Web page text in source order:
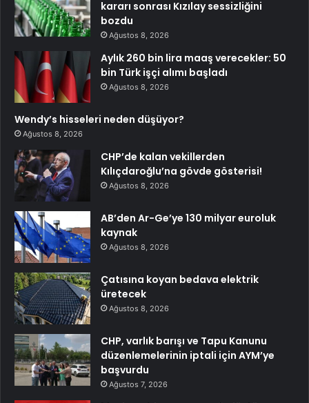
kararı sonrası Kızılay sessizliğini
bozdu
Ağustos 8, 2026
Aylık 260 bin lira maaş verecekler: 50
bin Türk işçi alımı başladı
Ağustos 8, 2026
Wendy’s hisseleri neden düşüyor?
Ağustos 8, 2026
CHP’de kalan vekillerden
Kılıçdaroğlu’na gövde gösterisi!
Ağustos 8, 2026
AB’den Ar-Ge’ye 130 milyar euroluk
kaynak
Ağustos 8, 2026
Çatısına koyan bedava elektrik
üretecek
Ağustos 8, 2026
CHP, varlık barışı ve Tapu Kanunu
düzenlemelerinin iptali için AYM’ye
başvurdu
Ağustos 7, 2026